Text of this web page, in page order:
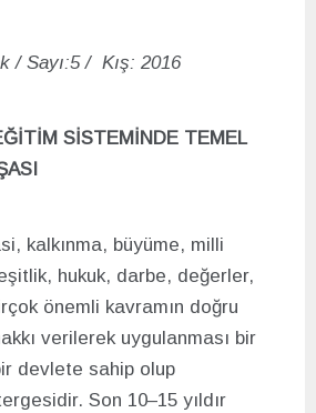
/ Sayı:5 / Kış: 2016
SİSTEMİNDE TEMEL
kalkınma, büyüme, milli
hukuk, darbe, değerler,
önemli kavramın doğru
verilerek uygulanması bir
devlete sahip olup
Son 10–15 yıldır